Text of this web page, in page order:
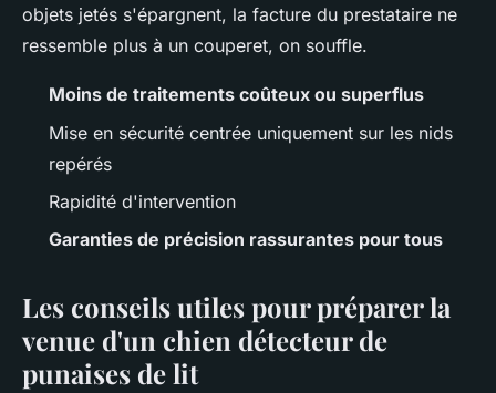
objets jetés s'épargnent, la facture du prestataire ne
ressemble plus à un couperet, on souffle.
Moins de traitements coûteux ou superflus
Mise en sécurité centrée uniquement sur les nids
repérés
Rapidité d'intervention
Garanties de précision rassurantes pour tous
Les conseils utiles pour préparer la
venue d'un chien détecteur de
punaises de lit